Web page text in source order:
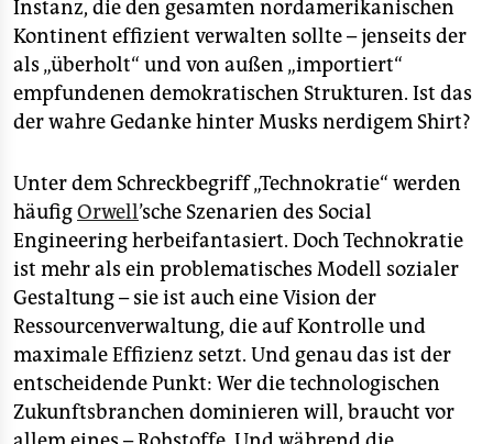
Instanz, die den gesamten nordamerikanischen
Kontinent effizient verwalten sollte – jenseits der
als „überholt“ und von außen „importiert“
empfundenen demokratischen Strukturen. Ist das
der wahre Gedanke hinter Musks nerdigem Shirt?
Unter dem Schreckbegriff „Technokratie“ werden
häufigOrwell’sche Szenarien des Social
Engineering ­herbeifantasiert. Doch Technokratie
ist mehr als ein problematisches Modell sozialer
Gestaltung – sie ist auch eine Vision der
Ressourcenverwaltung, die auf Kontrolle und
maximale Effizienz setzt. Und genau das ist der
entscheidende Punkt: Wer die technologischen
Zukunftsbranchen dominieren will, braucht vor